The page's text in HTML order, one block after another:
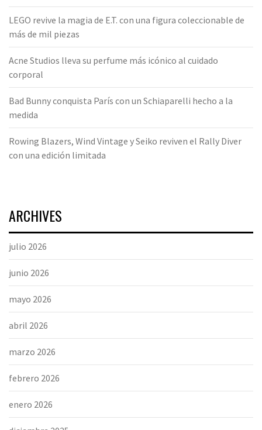
LEGO revive la magia de E.T. con una figura coleccionable de
más de mil piezas
Acne Studios lleva su perfume más icónico al cuidado
corporal
Bad Bunny conquista París con un Schiaparelli hecho a la
medida
Rowing Blazers, Wind Vintage y Seiko reviven el Rally Diver
con una edición limitada
ARCHIVES
julio 2026
junio 2026
mayo 2026
abril 2026
marzo 2026
febrero 2026
enero 2026